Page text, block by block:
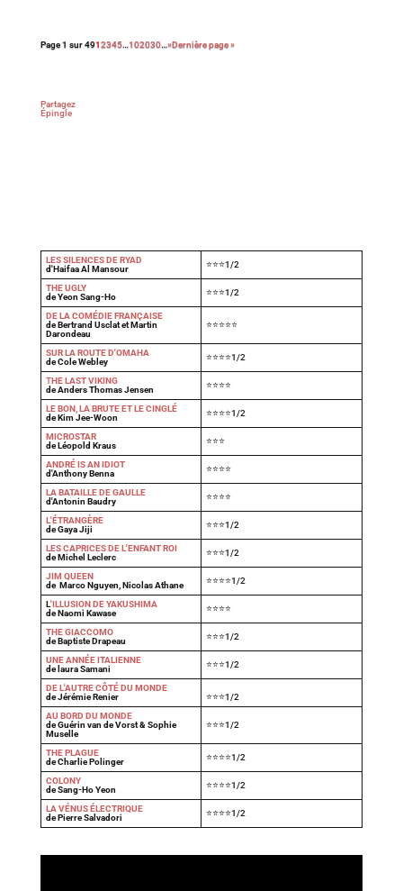
Page 1 sur 4912345…102030…»Dernière page »
Partagez
Épingle
LES SILENCES DE RYAD
d'Haifaa Al Mansour
⭐⭐⭐1/2
THE UGLY
de Yeon Sang-Ho
⭐⭐⭐1/2
DE LA COMÉDIE FRANÇAISE
de Bertrand Usclat et Martin
Darondeau
⭐⭐⭐⭐⭐
SUR LA ROUTE D'OMAHA
de Cole Webley
⭐⭐⭐⭐1/2
THE LAST VIKING
de Anders Thomas Jensen
⭐⭐⭐⭐
LE BON, LA BRUTE ET LE CINGLÉ
de Kim Jee-Woon
⭐⭐⭐⭐1/2
MICROSTAR
de Léopold Kraus
⭐⭐⭐
ANDRÉ IS AN IDIOT
d'Anthony Benna
⭐⭐⭐⭐
LA BATAILLE DE GAULLE
d'Antonin Baudry
⭐⭐⭐⭐
L'ÉTRANGÈRE
de Gaya Jiji
⭐⭐⭐1/2
LES CAPRICES DE L'ENFANT ROI
de Michel Leclerc
⭐⭐⭐1/2
JIM QUEEN
de Marco Nguyen, Nicolas Athane
⭐⭐⭐⭐1/2
L'ILLUSION DE YAKUSHIMA
de Naomi Kawase
⭐⭐⭐⭐
THE GIACCOMO
de Baptiste Drapeau
⭐⭐⭐1/2
UNE ANNÉE ITALIENNE
de laura Samani
⭐⭐⭐1/2
DE L'AUTRE CÔTÉ DU MONDE
de Jérémie Renier
⭐⭐⭐1/2
AU BORD DU MONDE
de Guérin van de Vorst & Sophie
Muselle
⭐⭐⭐1/2
THE PLAGUE
de Charlie Polinger
⭐⭐⭐⭐1/2
COLONY
de Sang-Ho Yeon
⭐⭐⭐⭐1/2
LA VÉNUS ÉLECTRIQUE
de Pierre Salvadori
⭐⭐⭐⭐1/2